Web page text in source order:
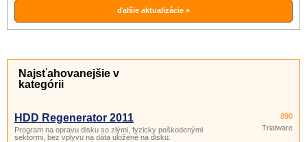
ďalšie aktualizácie »
Najsťahovanejšie v
kategórii
HDD Regenerator 2011
Program na opravu disku so zlými, fyzicky poškodenými
sektormi, bez vplyvu na dáta uložené na disku.
890
Trialware